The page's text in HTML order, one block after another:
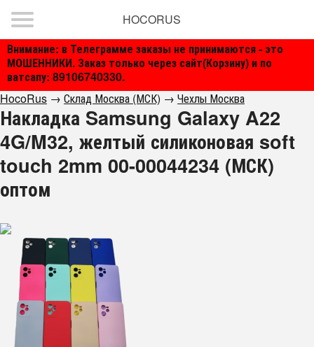
Внимание: в Телеграмме заказы не принимаются - это
МОШЕННИКИ. Заказ только через сайт(Корзину) и по
ватсапу: 89106740330.
HOCORUS
HocoRus → Склад Москва (МСК) → Чехлы Москва
Накладка Samsung Galaxy A22
4G/M32, желтый силиконовая soft
touch 2mm 00-00044234 (МСК)
оптом